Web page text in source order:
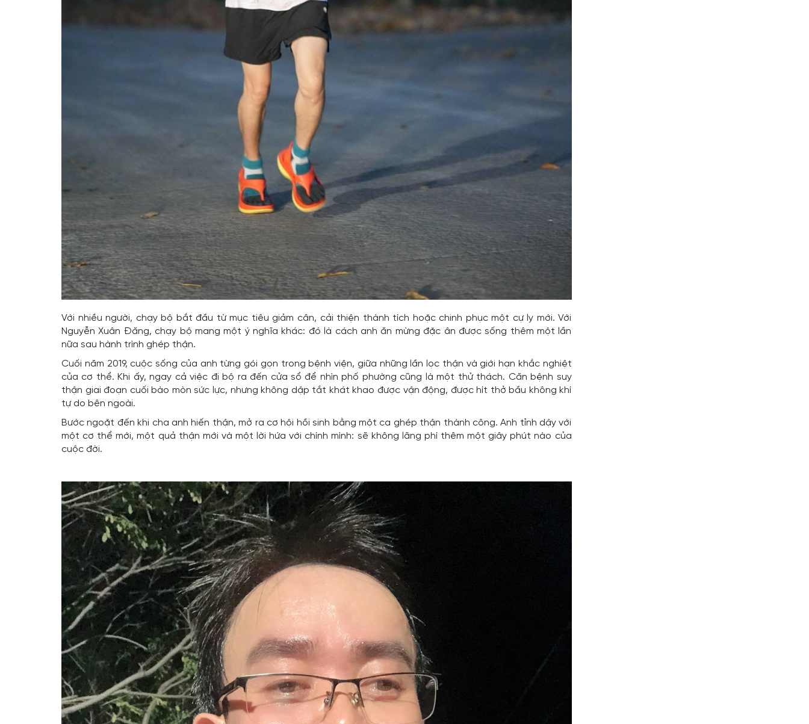
Với nhiều người, chạy bộ bắt đầu từ mục tiêu giảm cân, cải thiện thành tích hoặc chinh phục một cự ly mới. Với
Nguyễn Xuân Đăng, chạy bộ mang một ý nghĩa khác: đó là cách anh ăn mừng đặc ân được sống thêm một lần
nữa sau hành trình ghép thận.
Cuối năm 2019, cuộc sống của anh từng gói gọn trong bệnh viện, giữa những lần lọc thận và giới hạn khắc nghiệt
của cơ thể. Khi ấy, ngay cả việc đi bộ ra đến cửa sổ để nhìn phố phường cũng là một thử thách. Căn bệnh suy
thận giai đoạn cuối bào mòn sức lực, nhưng không dập tắt khát khao được vận động, được hít thở bầu không khí
tự do bên ngoài.
Bước ngoặt đến khi cha anh hiến thận, mở ra cơ hội hồi sinh bằng một ca ghép thận thành công. Anh tỉnh dậy với
một cơ thể mới, một quả thận mới và một lời hứa với chính mình: sẽ không lãng phí thêm một giây phút nào của
cuộc đời.